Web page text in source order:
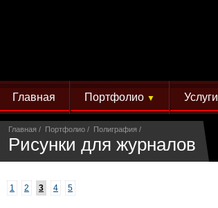
Главная Портфолио ▼ Услуги
Главная Портфолио Полиграфия
Рисунки для журналов
1 2 3 4 5